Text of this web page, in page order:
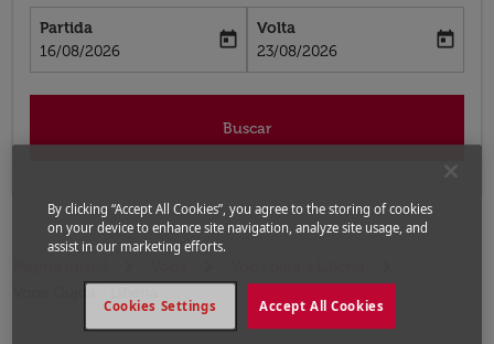
Partida
fc-booking-departure-date-aria-label
16/08/2026
today
Volta
fc-booking-return-date-aria-label
23/08/2026
today
Buscar
By clicking “Accept All Cookies”, you agree to the storing of cookies
on your device to enhance site navigation, analyze site usage, and
assist in our marketing efforts.
Accept All Cookies
Cookies Settings